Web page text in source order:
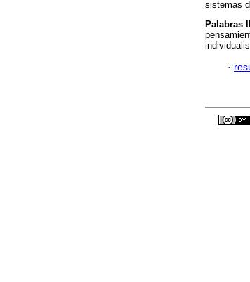
sistemas
Palabras
·